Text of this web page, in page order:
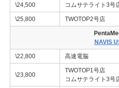
\24,500 コムサテライト3号
\25,800 TWOTOP2号店
NAVIS
\22,800 高速電脳
\23,800
TWOTOP1号店
コムサテライト3号